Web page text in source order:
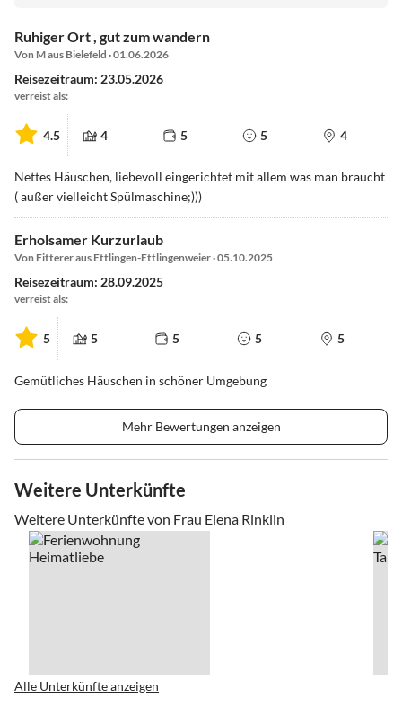
Ruhiger Ort , gut zum wandern
Von M aus Bielefeld · 01.06.2026
Reisezeitraum: 23.05.2026
verreist als:
4.5 4 5 5 4
Nettes Häuschen, liebevoll eingerichtet mit allem was man braucht
( außer vielleicht Spülmaschine;)))
Erholsamer Kurzurlaub
Von Fitterer aus Ettlingen-Ettlingenweier · 05.10.2025
Reisezeitraum: 28.09.2025
verreist als:
5 5 5 5 5
Gemütliches Häuschen in schöner Umgebung
Mehr Bewertungen anzeigen
Weitere Unterkünfte
Weitere Unterkünfte von Frau Elena Rinklin
Alle Unterkünfte anzeigen